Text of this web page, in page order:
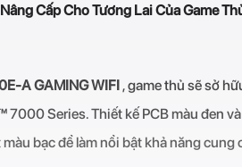
Cấp Cho Tương Lai Của Game
A GAMING WIFI , game thủ sẽ sở
Series. Thiết kế PCB màu đen
bạc để làm nổi bật khả năng cung